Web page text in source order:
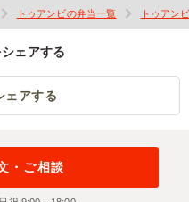
トゥアンビの弁当一覧 トゥアン
ェアする
ェアする
・ご相談